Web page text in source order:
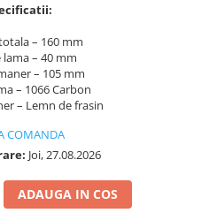
– 160 mm
– 40 mm
– 105 mm
– 1066 Carbon
– Lemn de frasin
COMANDA
Joi, 27.08.2026
ADAUGA IN COS